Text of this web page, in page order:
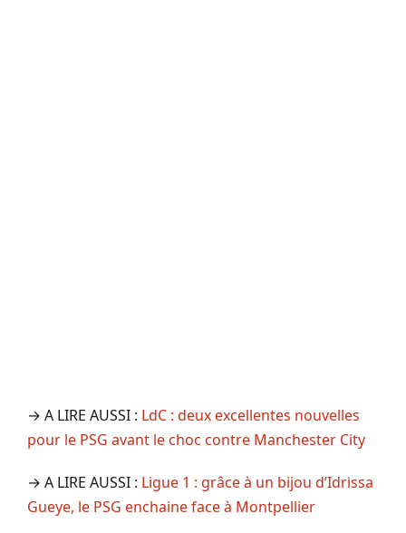
→ A LIRE AUSSI : LdC : deux excellentes nouvelles
pour le PSG avant le choc contre Manchester City
→ A LIRE AUSSI : Ligue 1 : grâce à un bijou d’Idrissa
Gueye, le PSG enchaine face à Montpellier